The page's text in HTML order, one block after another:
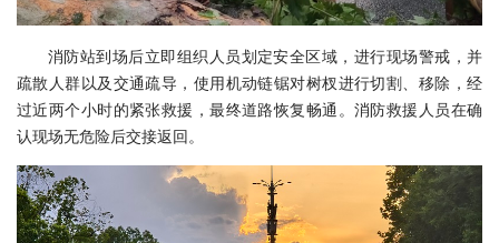
消防站到场后立即组织人员划定安全区域，进行现场警戒，并
疏散人群以及交通疏导，使用机动链锯对树杈进行切割、移除，经
过近两个小时的紧张救援，最终道路恢复畅通。消防救援人员在确
认现场无危险后交接返回。